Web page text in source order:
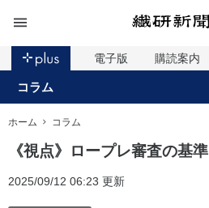
電子版 購読案内
コラム
ホーム コラム
《視点》ロープレ審査の基準
2025/09/12 06:23 更新